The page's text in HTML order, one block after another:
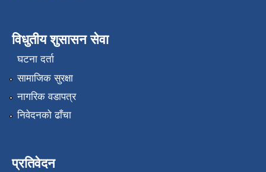
विधुतीय शुसासन सेवा
घटना दर्ता
सामाजिक सुरक्षा
नागरिक वडापत्र
निवेदनको ढाँचा
प्रतिवेदन